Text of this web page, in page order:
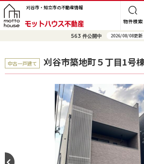
刈谷市・知立市の不動産情報
物件検索
563 件公開中 2026/08/08更新
中古一戸建て 刈谷市築地町５丁目1号